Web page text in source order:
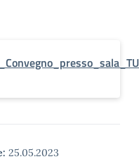
25.05.2023